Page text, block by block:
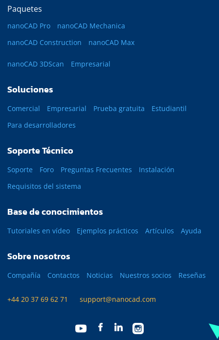
Paquetes
nanoCAD Pro
nanoCAD Mechanica
nanoCAD Construction
nanoCAD Max
nanoCAD 3DScan Empresarial
Soluciones
Comercial Empresarial Prueba gratuita
Estudiantil
Para desarrolladores
Soporte Técnico
Soporte Foro Preguntas Frecuentes
Instalación
Requisitos del sistema
Base de conocimientos
Tutoriales en vídeo Ejemplos prácticos Artículos Ayuda
Sobre nosotros
Compañía Contactos Noticias Nuestros socios Reseñas
+44 20 37 69 62 71 support@nanocad.com